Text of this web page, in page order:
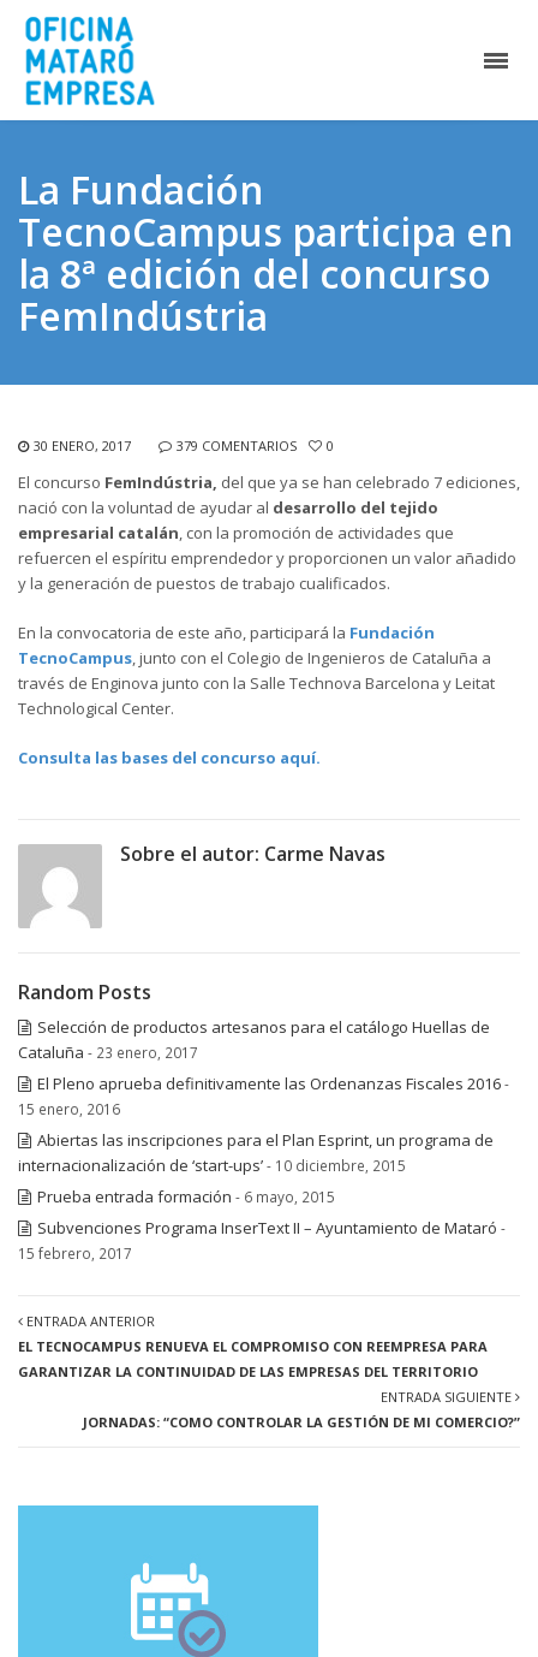
La Fundación
TecnoCampus participa en
la 8ª edición del concurso
FemIndústria
30 ENERO, 2017 379 COMENTARIOS 0
El concurso FemIndústria, del que ya se han celebrado 7 ediciones,
nació con la voluntad de ayudar al desarrollo del tejido
empresarial catalán, con la promoción de actividades que
refuercen el espíritu emprendedor y proporcionen un valor añadido
y la generación de puestos de trabajo cualificados.
En la convocatoria de este año, participará la Fundación
TecnoCampus, junto con el Colegio de Ingenieros de Cataluña a
través de Enginova junto con la Salle Technova Barcelona y Leitat
Technological Center.
Consulta las bases del concurso aquí.
Sobre el autor: Carme Navas
Random Posts
Selección de productos artesanos para el catálogo Huellas de
Cataluña - 23 enero, 2017
El Pleno aprueba definitivamente las Ordenanzas Fiscales 2016-
15 enero, 2016
Abiertas las inscripciones para el Plan Esprint, un programa de
internacionalización de ‘start-ups’- 10 diciembre, 2015
Prueba entrada formación - 6 mayo, 2015
Subvenciones Programa InserText II – Ayuntamiento de Mataró -
15 febrero, 2017
ENTRADA ANTERIOR
EL TECNOCAMPUS RENUEVA EL COMPROMISO CON REEMPRESA PARA
GARANTIZAR LA CONTINUIDAD DE LAS EMPRESAS DEL TERRITORIO
ENTRADA SIGUIENTE
JORNADAS: “COMO CONTROLAR LA GESTIÓN DE MI COMERCIO?”